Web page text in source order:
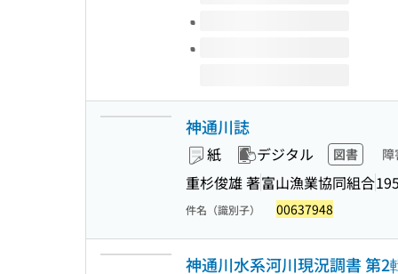
神通川誌
紙 デジタル 図書
重杉俊雄 著富山漁業協同組合
件名（識別子） 00637948
神通川水系河川現況調書 第